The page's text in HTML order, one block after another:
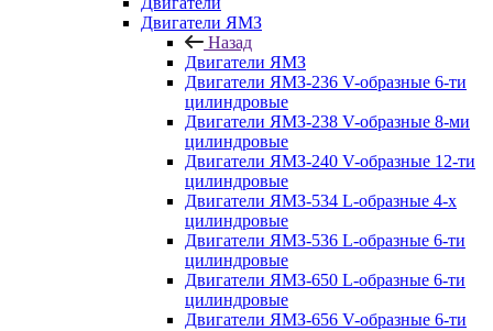
Двигатели ЯМЗ
Назад
Двигатели ЯМЗ
Двигатели ЯМЗ-236 V-образные 6-ти
цилиндровые
Двигатели ЯМЗ-238 V-образные 8-ми
цилиндровые
Двигатели ЯМЗ-240 V-образные 12-ти
цилиндровые
Двигатели ЯМЗ-534 L-образные 4-х
цилиндровые
Двигатели ЯМЗ-536 L-образные 6-ти
цилиндровые
Двигатели ЯМЗ-650 L-образные 6-ти
цилиндровые
Двигатели ЯМЗ-656 V-образные 6-ти